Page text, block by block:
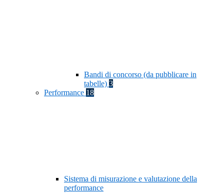
Bandi di concorso (da pubblicare in
tabelle) 3
Performance 18
Sistema di misurazione e valutazione della
performance